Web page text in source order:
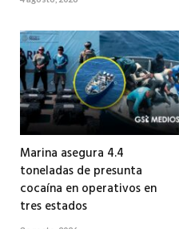
Marina asegura 4.4
toneladas de presunta
cocaína en operativos en
tres estados